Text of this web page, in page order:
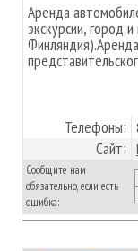
Аренда
экскурсии, город
Телефоны:
Сайт:
Сообщите нам
обязательно, если есть
ошибка: